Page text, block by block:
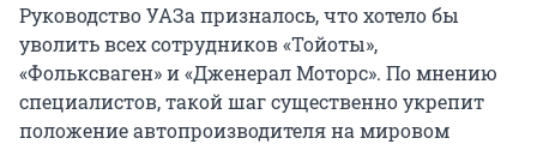
Руководство УАЗа призналось, что хотело бы
уволить всех сотрудников «Тойоты»,
«Фольксваген» и «Дженерал Моторс». По мнению
специалистов, такой шаг существенно укрепит
положение автопроизводителя на мировом